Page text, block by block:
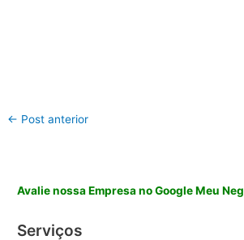
← Post anterior
Avalie nossa Empresa no Google Meu
Serviços